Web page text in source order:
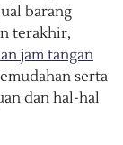
barang
terakhir,
jam tangan
serta
dan hal-hal